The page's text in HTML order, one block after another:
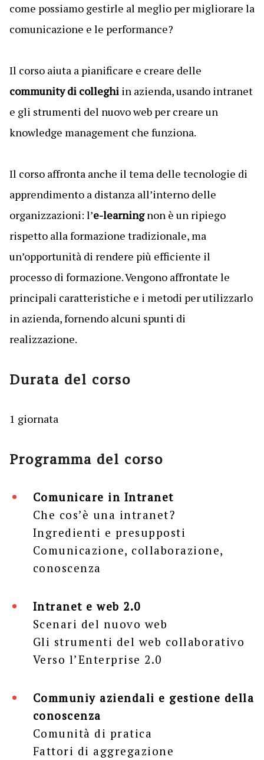
come possiamo gestirle al meglio per migliorare la
comunicazione e le performance?
Il corso aiuta a pianificare e creare delle
community di colleghi in azienda, usando intranet
e gli strumenti del nuovo web per creare un
knowledge management che funziona.
Il corso affronta anche il tema delle tecnologie di
apprendimento a distanza all’interno delle
organizzazioni: l’e-learningnon è un ripiego
rispetto alla formazione tradizionale, ma
un’opportunità di rendere più efficiente il
processo di formazione. Vengono affrontate le
principali caratteristiche e i metodi per utilizzarlo
in azienda, fornendo alcuni spunti di
realizzazione.
Durata del corso
1 giornata
Programma del corso
Comunicare in Intranet
Che cos’è una intranet?
Ingredienti e presupposti
Comunicazione, collaborazione,
conoscenza
Intranet e web 2.0
Scenari del nuovo web
Gli strumenti del web collaborativo
Verso l’Enterprise 2.0
Communiy aziendali e gestione della
conoscenza
Comunità di pratica
Fattori di aggregazione